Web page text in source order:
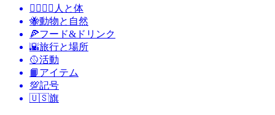
👩‍❤️‍💋‍👨 人と体
🐝動物と自然
🍕フード&ドリンク
🌇旅行と場所
🥎活動
📙 アイテム
💯記号
🇺🇸旗